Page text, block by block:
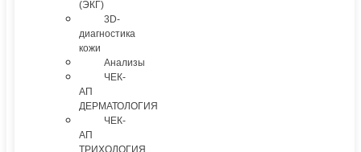
(ЭКГ)
3D-
диагностика
кожи
Анализы
ЧЕК-
АП
ДЕРМАТОЛОГИЯ
ЧЕК-
АП
ТРИХОЛОГИЯ